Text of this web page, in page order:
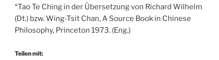
*Tao Te Ching in der Übersetzung von Richard Wilhelm
(Dt.) bzw. Wing-Tsit Chan, A Source Book in Chinese
Philosophy, Princeton 1973. (Eng.)
Teilen mit: